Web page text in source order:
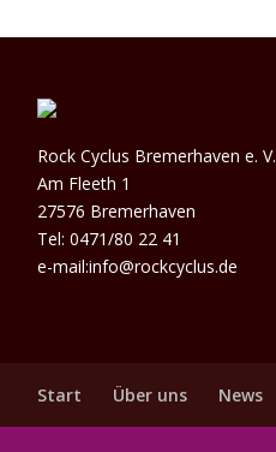
Rock Cyclus Bremerhaven e. V.
Am Fleeth 1
27576 Bremerhaven
Tel: 0471/80 22 41
e-mail:info@rockcyclus.de
Start Über uns News